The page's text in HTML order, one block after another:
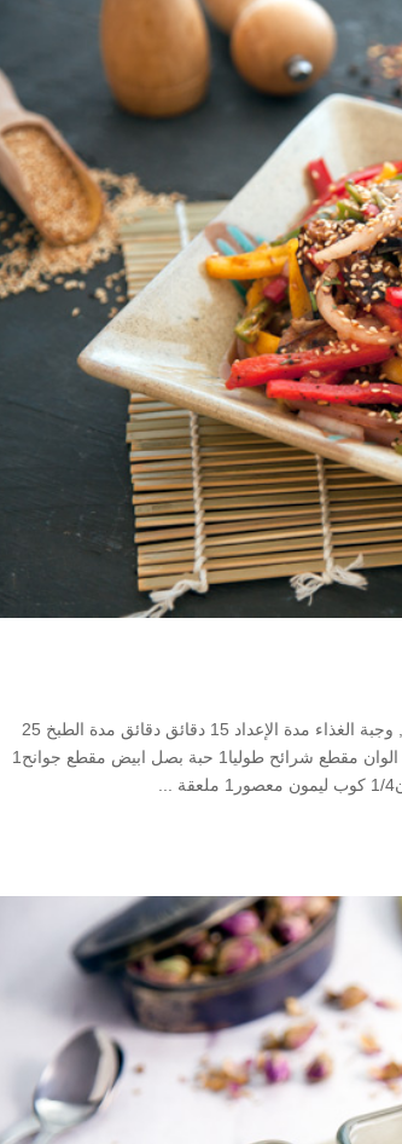
Print Pin سلطة صيني بالسمسم مطبخ سلاطات, طبق جانبى, مطبخ اسيوي, وجبة الغذاء مدة الإعداد 15 دقائق دقائق مدة الطبخ 25
دقائق دقائق الوقت الكلي 40 دقائق دقائق Servings 4 المقادير1 حبة فلفل الوان مقطع شرائح طوليا1 حبة بصل ابيض مقطع جوانح1
...